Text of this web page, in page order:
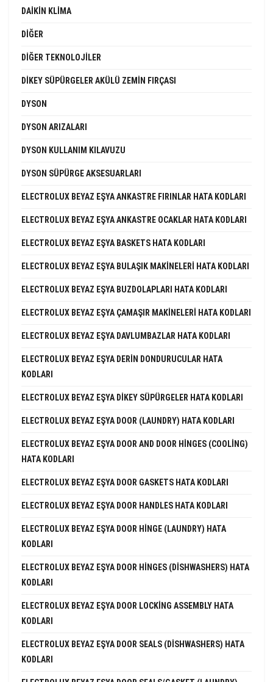
DAIKIN KLIMA
DIĞER
DIĞER TEKNOLOJILER
DIKEY SÜPÜRGELER AKÜLÜ ZEMIN FIRÇASI
DYSON
DYSON ARIZALARI
DYSON KULLANIM KILAVUZU
DYSON SÜPÜRGE AKSESUARLARI
ELECTROLUX BEYAZ EŞYA ANKASTRE FIRINLAR HATA KODLARI
ELECTROLUX BEYAZ EŞYA ANKASTRE OCAKLAR HATA KODLARI
ELECTROLUX BEYAZ EŞYA BASKETS HATA KODLARI
ELECTROLUX BEYAZ EŞYA BULAŞIK MAKINELERI HATA KODLARI
ELECTROLUX BEYAZ EŞYA BUZDOLAPLARI HATA KODLARI
ELECTROLUX BEYAZ EŞYA ÇAMAŞIR MAKINELERI HATA KODLARI
ELECTROLUX BEYAZ EŞYA DAVLUMBAZLAR HATA KODLARI
ELECTROLUX BEYAZ EŞYA DERIN DONDURUCULAR HATA
KODLARI
ELECTROLUX BEYAZ EŞYA DIKEY SÜPÜRGELER HATA KODLARI
ELECTROLUX BEYAZ EŞYA DOOR (LAUNDRY) HATA KODLARI
ELECTROLUX BEYAZ EŞYA DOOR AND DOOR HINGES (COOLING)
HATA KODLARI
ELECTROLUX BEYAZ EŞYA DOOR GASKETS HATA KODLARI
ELECTROLUX BEYAZ EŞYA DOOR HANDLES HATA KODLARI
ELECTROLUX BEYAZ EŞYA DOOR HINGE (LAUNDRY) HATA
KODLARI
ELECTROLUX BEYAZ EŞYA DOOR HINGES (DISHWASHERS) HATA
KODLARI
ELECTROLUX BEYAZ EŞYA DOOR LOCKING ASSEMBLY HATA
KODLARI
ELECTROLUX BEYAZ EŞYA DOOR SEALS (DISHWASHERS) HATA
KODLARI